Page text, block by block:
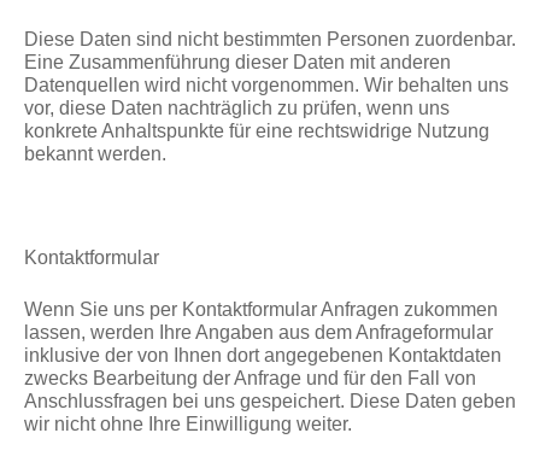
Diese Daten sind nicht bestimmten Personen zuordenbar.
Eine Zusammenführung dieser Daten mit anderen
Datenquellen wird nicht vorgenommen. Wir behalten uns
vor, diese Daten nachträglich zu prüfen, wenn uns
konkrete Anhaltspunkte für eine rechtswidrige Nutzung
bekannt werden.
Kontaktformular
Wenn Sie uns per Kontaktformular Anfragen zukommen
lassen, werden Ihre Angaben aus dem Anfrageformular
inklusive der von Ihnen dort angegebenen Kontaktdaten
zwecks Bearbeitung der Anfrage und für den Fall von
Anschlussfragen bei uns gespeichert. Diese Daten geben
wir nicht ohne Ihre Einwilligung weiter.